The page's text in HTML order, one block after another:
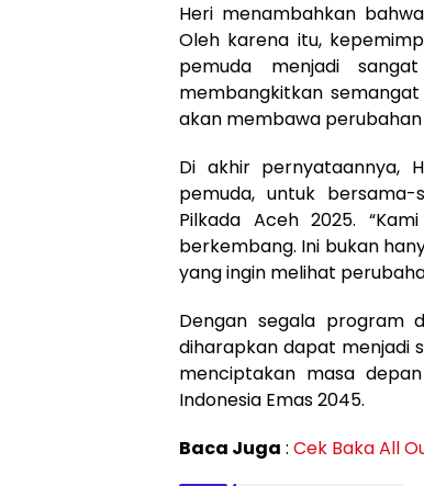
Heri menambahkan
Oleh karena itu,
pemuda menjadi
membangkitkan
akan membawa
Di akhir pernyataannya,
pemuda, untuk
Pilkada Aceh 2025.
berkembang. Ini bukan
yang ingin melihat
Dengan segala program
diharapkan dapat menjadi
menciptakan masa
Indonesia Emas 2045.
Baca Juga : Cek Baka All